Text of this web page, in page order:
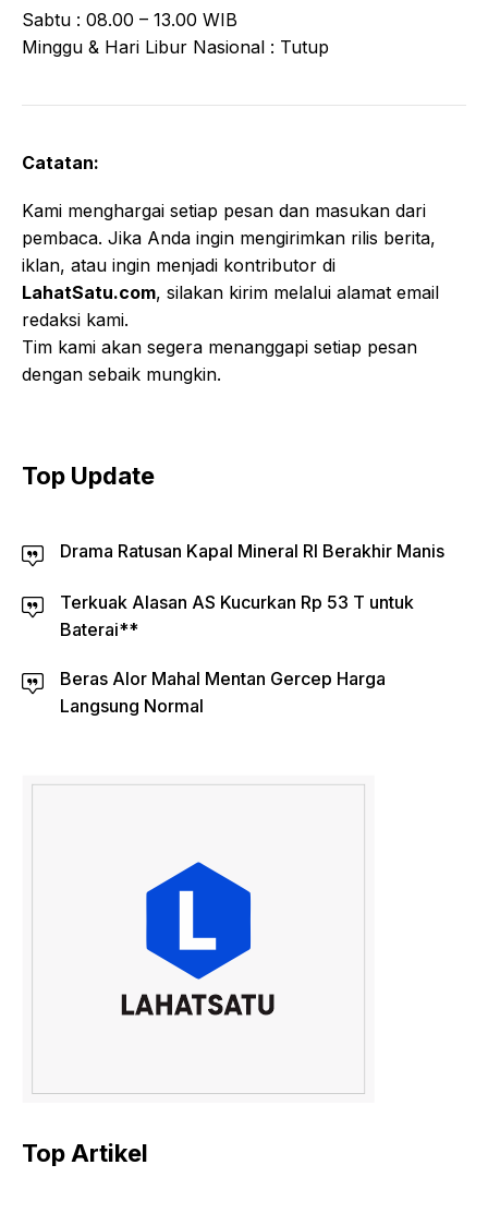
Sabtu : 08.00 – 13.00 WIB
Minggu & Hari Libur Nasional : Tutup
Catatan:
Kami menghargai setiap pesan dan masukan dari
pembaca. Jika Anda ingin mengirimkan rilis berita,
iklan, atau ingin menjadi kontributor di
LahatSatu.com, silakan kirim melalui alamat email
redaksi kami.
Tim kami akan segera menanggapi setiap pesan
dengan sebaik mungkin.
Top Update
Drama Ratusan Kapal Mineral RI Berakhir Manis
Terkuak Alasan AS Kucurkan Rp 53 T untuk
Baterai**
Beras Alor Mahal Mentan Gercep Harga
Langsung Normal
Top Artikel